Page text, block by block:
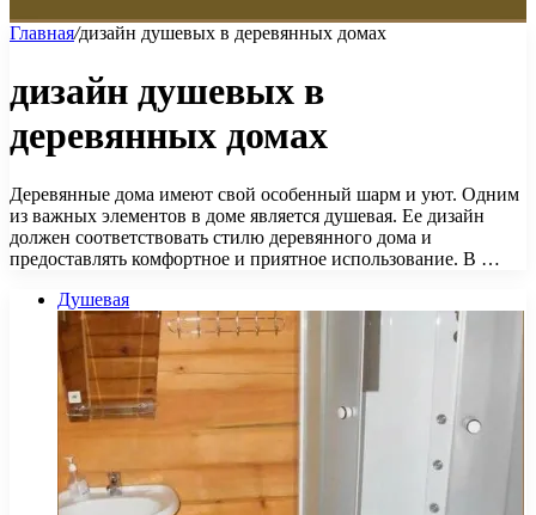
Главная/дизайн душевых в деревянных домах
дизайн душевых в
деревянных домах
Деревянные дома имеют свой особенный шарм и уют. Одним
из важных элементов в доме является душевая. Ее дизайн
должен соответствовать стилю деревянного дома и
предоставлять комфортное и приятное использование. В …
Душевая